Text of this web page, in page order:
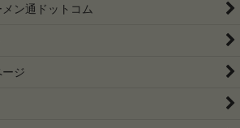
ン通ドットコム
ジ